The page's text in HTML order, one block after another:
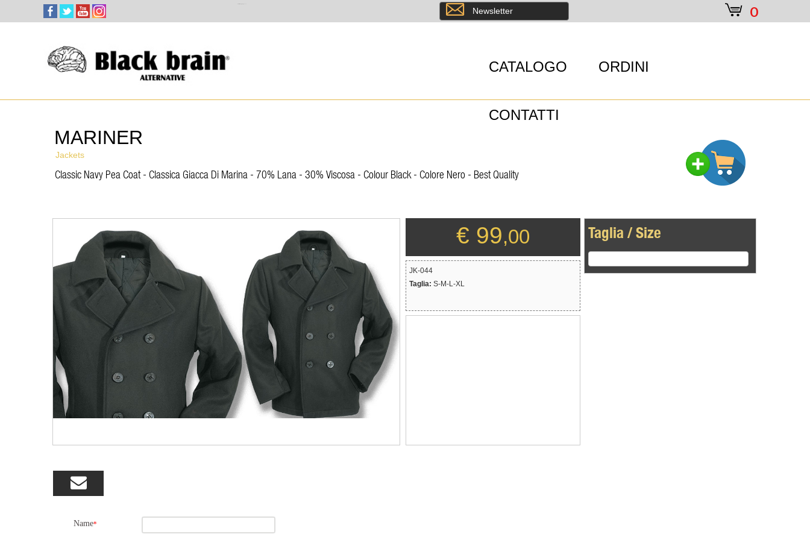
e 0
CATALOGO ORDINI
CONTATTI
8 Newsletter
MARINER
Classic Navy Pea Coat - Classica Giacca Di Marina - 70% Lana - 30% Viscosa - Colour Black - Colore Nero - Best Quality
Jackets
€ 99,00
JK-044
Taglia: S-M-L-XL
Taglia / Size

Name*